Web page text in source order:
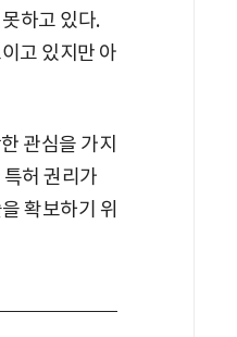
하고 있다.
고 있지만 아
관심을 가지
허 권리가
확보하기 위